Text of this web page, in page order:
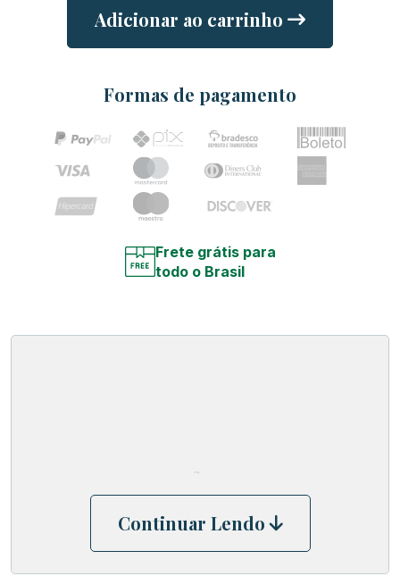
Adicionar ao carrinho
Formas de pagamento
Frete grátis para
todo o Brasil
a.
Continuar Lendo